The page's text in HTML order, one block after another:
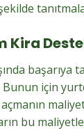
Kira
başarıya
için
bu